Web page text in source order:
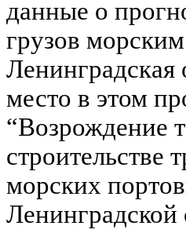
данные о
грузов
Ленинградская
место в этом
“Возрождение
строительстве
морских
Ленинградской